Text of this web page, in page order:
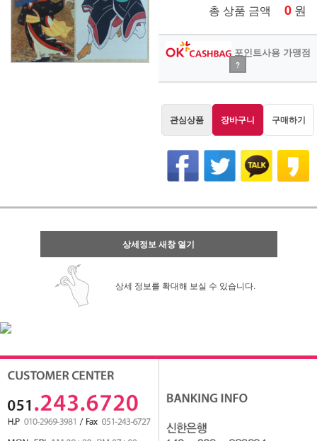
총 상품 금액 0 원
포인트사용 가맹점
?
관심상품 장바구니 구매하기
상세정보 새창 열기
상세 정보를 확대해 보실 수 있습니다.